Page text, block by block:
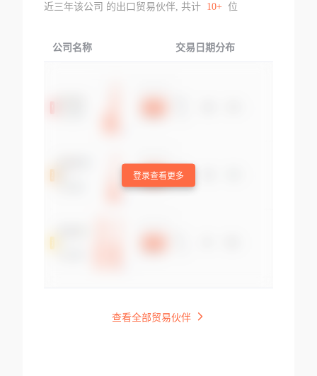
近三年该公司 的出口贸易伙伴, 共计 10+ 位
公司名称 交易日期分布
登录查看更多
查看全部贸易伙伴